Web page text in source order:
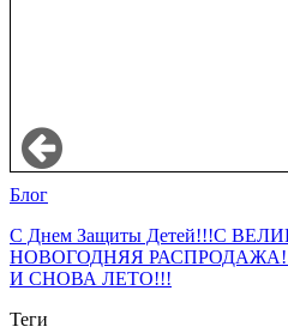
Блог
С Днем Защиты Детей!!!С
НОВОГОДНЯЯ
И СНОВА ЛЕТО!!!
Теги